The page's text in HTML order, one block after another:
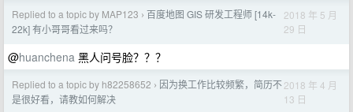
Replied to a topic by MAP123 › 百度地图 GIS 研发工程师 [14k-
22k] 有小哥哥看过来吗？
2018 年 5 月
29 日
@huanchena 黑人问号脸？？？
Replied to a topic by h82258652 › 因为换工作比较频繁，简历不
是很好看，请教如何解决
2018 年 4 月
13 日